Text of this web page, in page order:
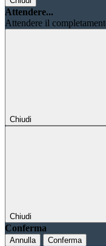
Attendere...
Attendere il
Chiudi
Chiudi
Conferma
Annulla Conferma